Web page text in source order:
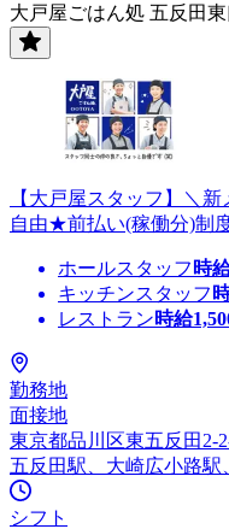
大戸屋ごはん処 五反田
【大戸屋スタッフ】＼
自由★前払い(稼働分)制
ホールスタッフ 時
キッチンスタッフ
レストラン時給
勤務地
面接地
東京都品川区東五反田2-
五反田駅、大崎広小路駅
シフト